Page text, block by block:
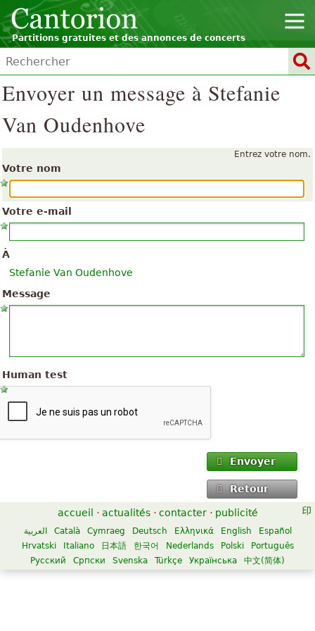
Partitions gratuites et des annonces de concerts
Envoyer un message à Stefanie
Van Oudenhove
Entrez votre nom.
Votre nom
Votre e-mail
À
Stefanie Van Oudenhove
Message
Human test
Envoyer
Retour
accueil · actualités · contacter · publicité
العربية Català Cymraeg Deutsch Ελληνικά English
Español
Hrvatski
Italiano 日本語 한국어 Nederlands Polski
Português
Русский
Српски Svenska Türkçe Українська 中文(简体)